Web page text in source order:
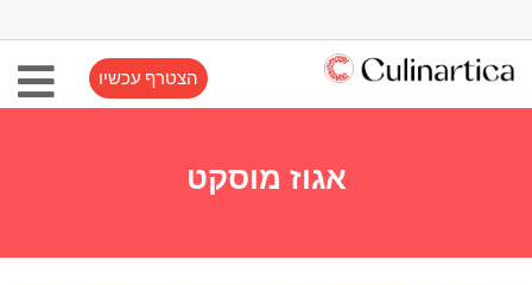
הצטרף עכשיו
אגוז מוסקט